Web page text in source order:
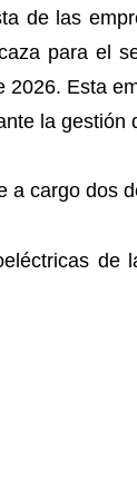
de las
para el
Esta
la gestión
cargo dos
de